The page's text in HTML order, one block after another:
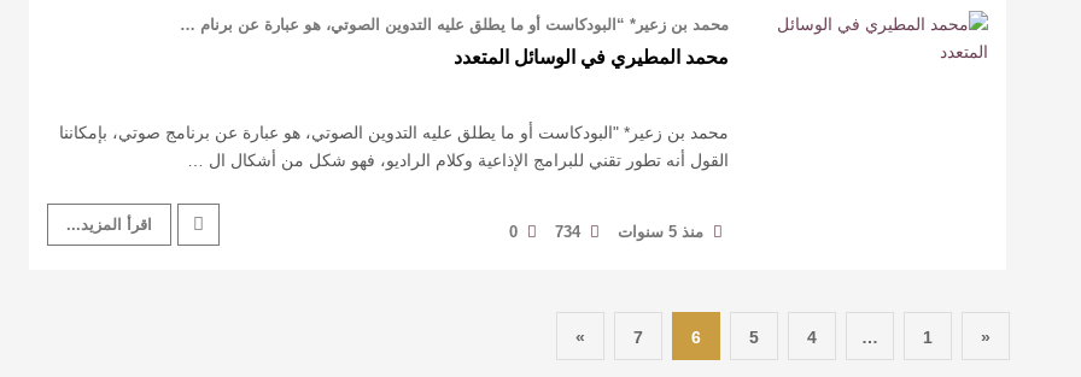
محمد بن زعير* “البودكاست أو ما يطلق عليه التدوين الصوتي، هو عبارة عن برنام …
محمد المطيري في الوسائل المتعدد
محمد بن زعير* "البودكاست أو ما يطلق عليه التدوين الصوتي، هو عبارة عن برنامج صوتي، بإمكاننا
القول أنه تطور تقني للبرامج الإذاعية وكلام الراديو، فهو شكل من أشكال ال …
منذ 5 سنوات 734
0 اقرأ المزيد...
«
1
…
4
5
6
7
»